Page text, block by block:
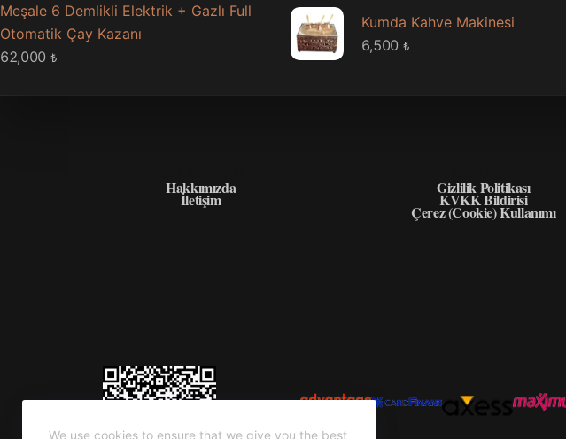
We use cookies to ensure that we give you the best
Meşale 6 Demlikli Elektrik + Gazlı Full
Otomatik Çay Kazanı
62,000 ₺
Kumda Kahve Makinesi
6,500 ₺
Hakkımızda
İletişim
Gizlilik Politikası
KVKK Bildirisi
Çerez (Cookie) Kullanımı